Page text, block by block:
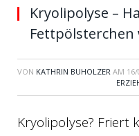
Kryolipolyse –
VON KATHRIN BUHOLZER AM
Kryolipolyse? Friert